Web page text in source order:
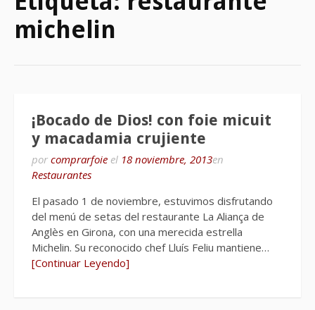
michelin
¡Bocado de Dios! con foie micuit
y macadamia crujiente
por comprarfoie el 18 noviembre, 2013en
Restaurantes
El pasado 1 de noviembre, estuvimos disfrutando
del menú de setas del restaurante La Aliança de
Anglès en Girona, con una merecida estrella
Michelin. Su reconocido chef Lluís Feliu mantiene…
[Continuar Leyendo]